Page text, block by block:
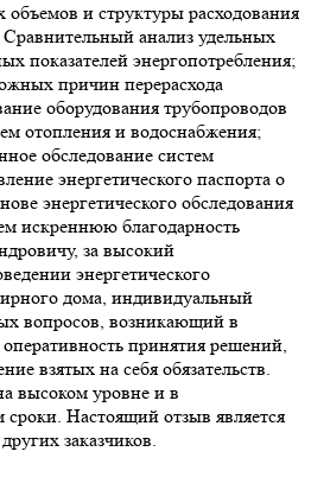
и структуры расходования
Сравнительный анализ удельных
показателей энергопотребления;
причин перерасхода
оборудования трубопроводов
отопления и водоснабжения;
обследование систем
энергетического паспорта о
энергетического обследования
искреннюю благодарность
за высокий
энергетического
дома, индивидуальный
вопросов, возникающий в
оперативность принятия решений,
взятых на себя обязательств.
высоком уровне и в
Настоящий отзыв является
заказчиков.